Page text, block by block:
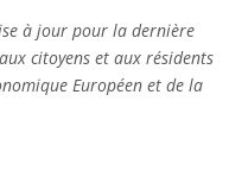
à jour pour la dernière
citoyens et aux résidents
Européen et de la